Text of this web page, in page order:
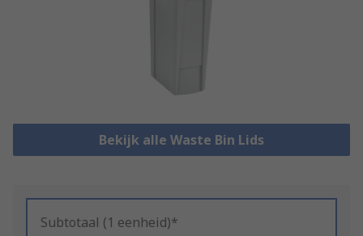
Bekijk alle Waste Bin Lids
Subtotaal (1 eenheid)*